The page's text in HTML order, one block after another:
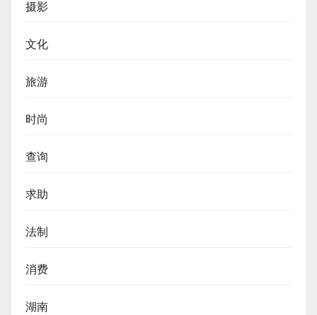
摄影
文化
旅游
时尚
查询
求助
法制
消费
湖南